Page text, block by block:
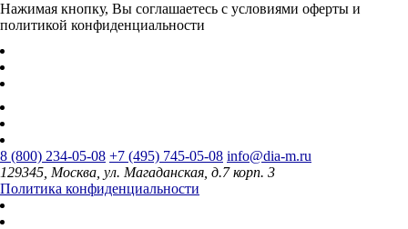
Нажимая кнопку, Вы соглашаетесь с условиями оферты и
политикой конфиденциальности
8 (800) 234-05-08 +7 (495) 745-05-08 info@dia-m.ru
129345, Москва, ул. Магаданская, д.7 корп. 3
Политика конфиденциальности